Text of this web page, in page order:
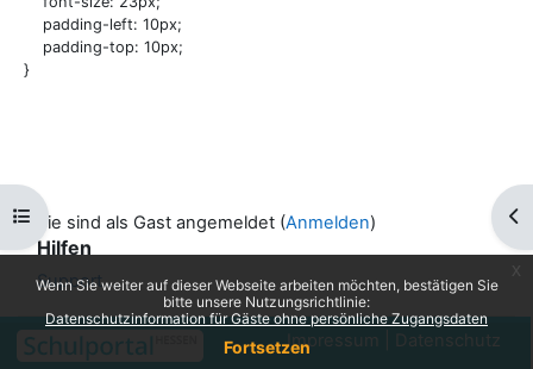
Wenn Sie weiter auf dieser Webseite arbeiten möchten, bestätigen Sie
bitte unsere Nutzungsrichtlinie:
Datenschutzinformation für Gäste ohne persönliche Zugangsdaten
Fortsetzen
Kursindex öffnen
padding-left: 10px;
padding-top: 10px;
}
Sie sind als Gast angemeldet (Anmelden)
Hilfen
Support ...
Impressum Datenschutz